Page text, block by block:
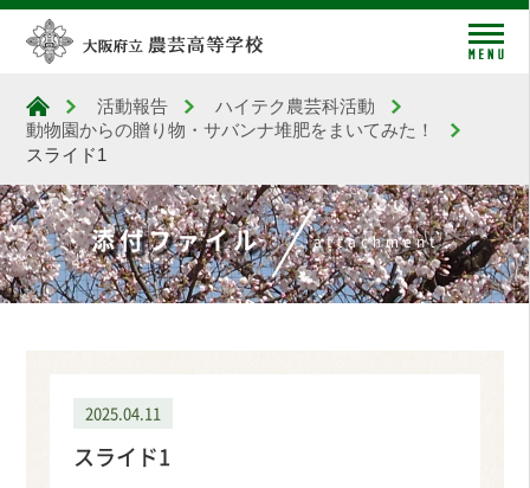
大阪府立農芸高等学校
活動報告
ハイテク農芸科活動
動物園からの贈り物・サバンナ堆肥をまいてみた！
スライド1
添付ファイル attachment
2025.04.11
スライド1